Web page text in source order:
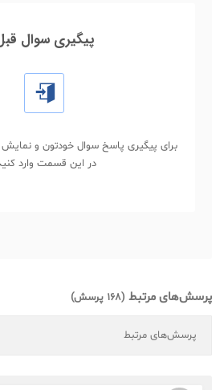
پیگیری سوال
برای پیگیری پاسخ سوال خودتون و
در این قسمت وارد
پرسش‌های مرتبط (168 پرسش)